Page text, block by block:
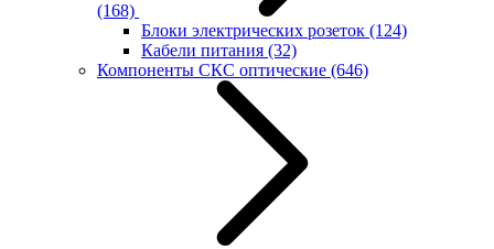
(168)
Блоки электрических розеток (124)
Кабели питания (32)
Компоненты СКС оптические (646)